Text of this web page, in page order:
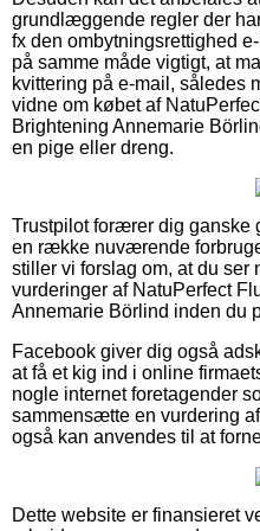
grundlæggende regler der
fx den ombytningsrettighed
på samme måde vigtigt, at
kvittering på e-mail, således
vidne om købet af
Brightening Annemarie
en pige eller dreng.
Trustpilot forærer dig ganske
en række nuværende
stiller vi forslag om, at du
vurderinger af NatuPerfect
Annemarie Börlind inden du
Facebook giver dig også
at få et kig ind i online
nogle internet foretagender
sammensætte en vurdering
også kan anvendes til at
Dette website er finansieret